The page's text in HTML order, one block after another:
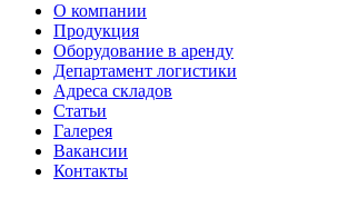
О компании
Продукция
Оборудование в аренду
Департамент логистики
Адреса складов
Статьи
Галерея
Вакансии
Контакты